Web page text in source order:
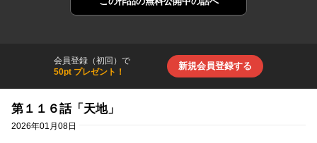
会員登録（初回）で
50pt プレゼント！
新規会員登録する
第１１６話「天地」
2026年01月08日